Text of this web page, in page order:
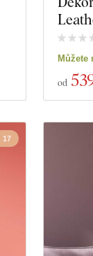
Můžete
od
17